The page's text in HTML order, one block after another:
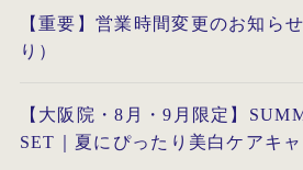
【重要】営業時間変更のお知ら
り）
【大阪院・8月・9月限定】
SET｜夏にぴったり美白ケアキ